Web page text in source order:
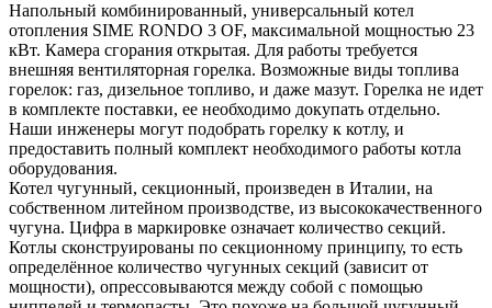
Напольный комбинированный, универсальный котел
отопления SIME RONDO 3 OF, максимальной мощностью 23
кВт. Камера сгорания открытая. Для работы требуется
внешняя вентиляторная горелка. Возможные виды топлива
горелок: газ, дизельное топливо, и даже мазут. Горелка не идет
в комплекте поставки, ее необходимо докупать отдельно.
Наши инженеры могут подобрать горелку к котлу, и
предоставить полный комплект необходимого работы котла
оборудования.
Котел чугунный, секционный, произведен в Италии, на
собственном литейном производстве, из высококачественного
чугуна. Цифра в маркировке означает количество секций.
Котлы сконструированы по секционному принципу, то есть
определённое количество чугунных секций (зависит от
мощности), опрессовываются между собой с помощью